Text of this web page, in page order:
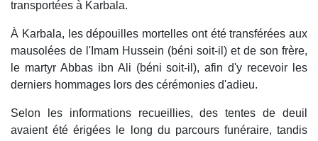
transportées à Karbala.
À Karbala, les dépouilles mortelles ont été transférées aux
mausolées de l'Imam Hussein (béni soit-il) et de son frère,
le martyr Abbas ibn Ali (béni soit-il), afin d'y recevoir les
derniers hommages lors des cérémonies d'adieu.
Selon les informations recueillies, des tentes de deuil
avaient été érigées le long du parcours funéraire, tandis